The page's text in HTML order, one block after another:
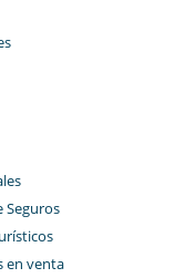
Seguros
en venta